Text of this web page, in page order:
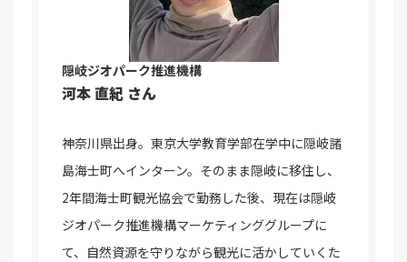
隠岐ジオパーク推進機構
河本 直紀 さん
神奈川県出身。東京大学教育学部在学中に隠岐諸
島海士町へインターン。そのまま隠岐に移住し、
2年間海士町観光協会で勤務した後、現在は隠岐
ジオパーク推進機構マーケティンググループに
て、自然資源を守りながら観光に活かしていくた